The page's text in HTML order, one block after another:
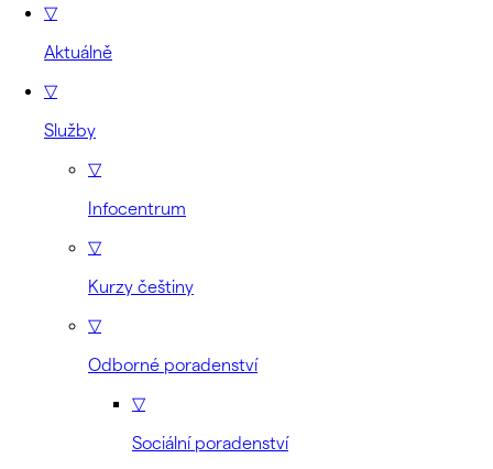
▽
Aktuálně
▽
Služby
▽
Infocentrum
▽
Kurzy češtiny
▽
Odborné poradenství
▽
Sociální poradenství